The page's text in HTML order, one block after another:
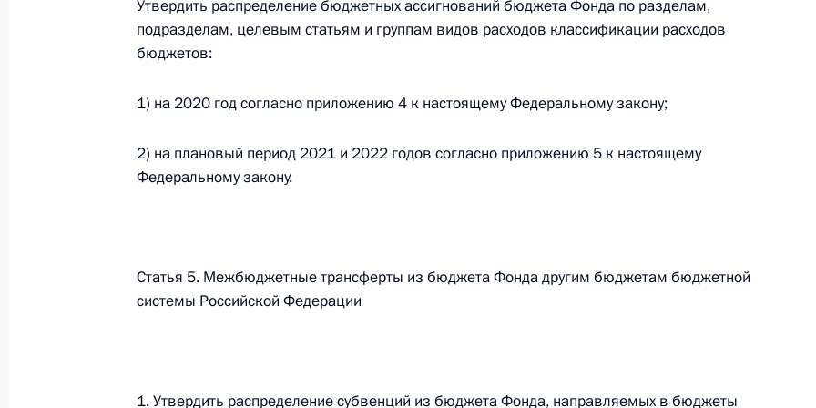
Федеральный закон от 26.07.2026 г. № 266-ФЗ
26 июля 2026 года
Федеральный закон от 26.07.2026 г. № 247-ФЗ
26 июля 2026 года
Республики Беларусь о сотрудничестве в сфере деятельности с драгоценными металлами,
Утвердить распределение бюджетных ассигнований бюджета Фонда по разделам,
подразделам, целевым статьям и группам видов расходов классификации расходов
бюджетов:
1) на 2020 год согласно приложению 4 к настоящему Федеральному закону;
2) на плановый период 2021 и 2022 годов согласно приложению 5 к настоящему
Федеральному закону.
Статья 5. Межбюджетные трансферты из бюджета Фонда другим бюджетам бюджетной
системы Российской Федерации
1. Утвердить распределение субвенций из бюджета Фонда, направляемых в бюджеты